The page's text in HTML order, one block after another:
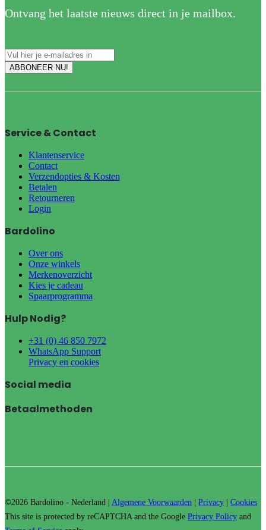
Ontvang het laatste nieuws direct in je mailbox.
Service & Contact
Klantenservice
Contact
Verzendopties & Kosten
Betalen
Retourneren
Login
Bardolino
Over ons
Onze winkels
Merkenoverzicht
Kies je cadeau
Spaarprogramma
Hulp Nodig?
+31 (0) 46 850 7972
WhatsApp Support
Privacy en cookies
Social media
Betaalmethoden
©2026 Bardolino - Nederland | Algemene Voorwaarden | Privacy | Cookies
This site is protected by reCAPTCHA and the Google Privacy Policy and